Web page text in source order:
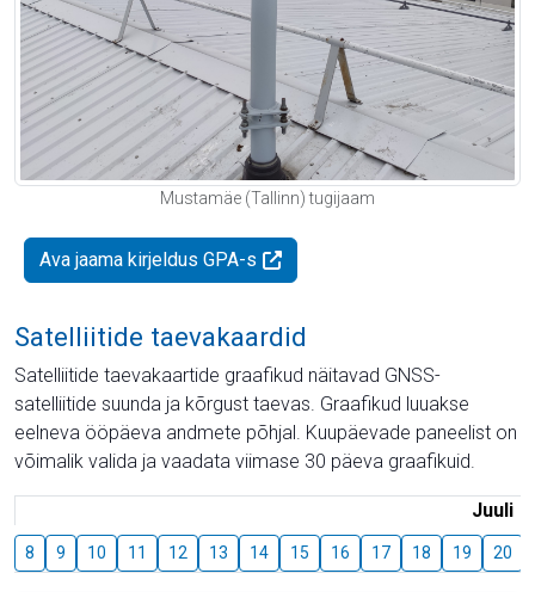
Mustamäe (Tallinn) tugijaam
Ava jaama kirjeldus GPA-s
Satelliitide taevakaardid
Satelliitide taevakaartide graafikud näitavad GNSS-
satelliitide suunda ja kõrgust taevas. Graafikud luuakse
eelneva ööpäeva andmete põhjal. Kuupäevade paneelist on
võimalik valida ja vaadata viimase 30 päeva graafikuid.
Juuli
8 9 10 11 12 13 14 15 16 17 18 19 20